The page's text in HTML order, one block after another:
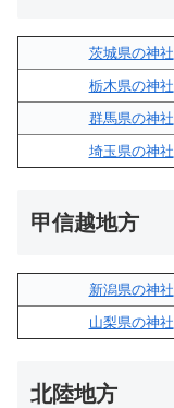
茨城県の神社
栃木県の神社
群馬県の神社
埼玉県の神社
甲信越地方
新潟県の神社
山梨県の神社
北陸地方